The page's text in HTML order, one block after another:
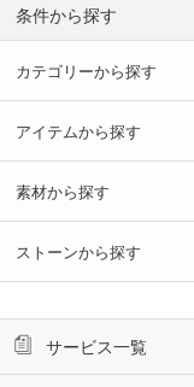
条件から探す
カテゴリーから探す
アイテムから探す
素材から探す
ストーンから探す
サービス一覧